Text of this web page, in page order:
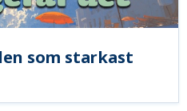
som starkast